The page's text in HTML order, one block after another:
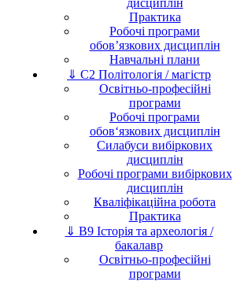
дисциплін
Практика
Робочі програми
обов’язкових дисциплін
Навчальні плани
⇓ C2 Політологія / магістр
Освітньо-професійні
програми
Робочі програми
обов‘язкових дисциплін
Силабуси вибіркових
дисциплін
Робочі програми вибіркових
дисциплін
Кваліфікаційна робота
Практика
⇓ B9 Історія та археологія /
бакалавр
Освітньо-професійні
програми